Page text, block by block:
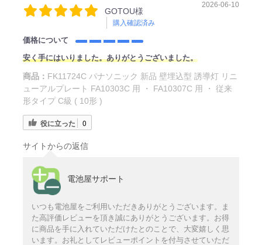
GOTOU様
購入確認済み
2026-06-10
価格について
安く手にはいりました。ありがとうございました。
商品： FK11724C パナソニック 新品 壁埋込型 誘導灯 リニ
ューアルプレート FA10303C 用 ・ FA10307C 用 ・ 従来
形タイプ C級 ( 10形 )
役に立った 0
サイトからの返信
電池屋サポート
いつも電池屋をご利用いただきありがとうございます。ま
た高評価レビューを頂き誠にありがとうございます。お得
に商品を手に入れていただけたとのことで、大変嬉しく思
います。お礼としてレビューポイントを付与させていただ